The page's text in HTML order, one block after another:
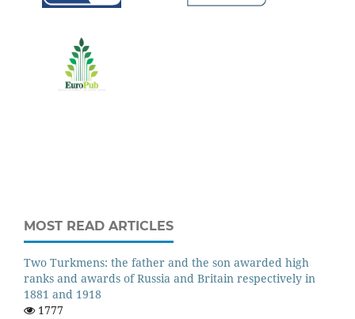
MOST READ ARTICLES
Two Turkmens: the father and the son awarded high
ranks and awards of Russia and Britain respectively in
1881 and 1918
1777